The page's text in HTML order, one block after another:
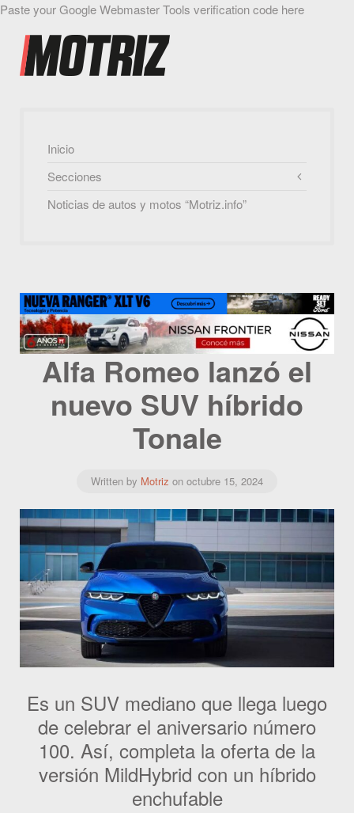
Paste your Google Webmaster Tools verification code here
Inicio
Secciones
Noticias de autos y motos “Motriz.info”
Alfa Romeo lanzó el
nuevo SUV híbrido
Tonale
Written by Motriz on octubre 15, 2024
Es un SUV mediano que llega luego
de celebrar el aniversario número
100. Así, completa la oferta de la
versión MildHybrid con un híbrido
enchufable